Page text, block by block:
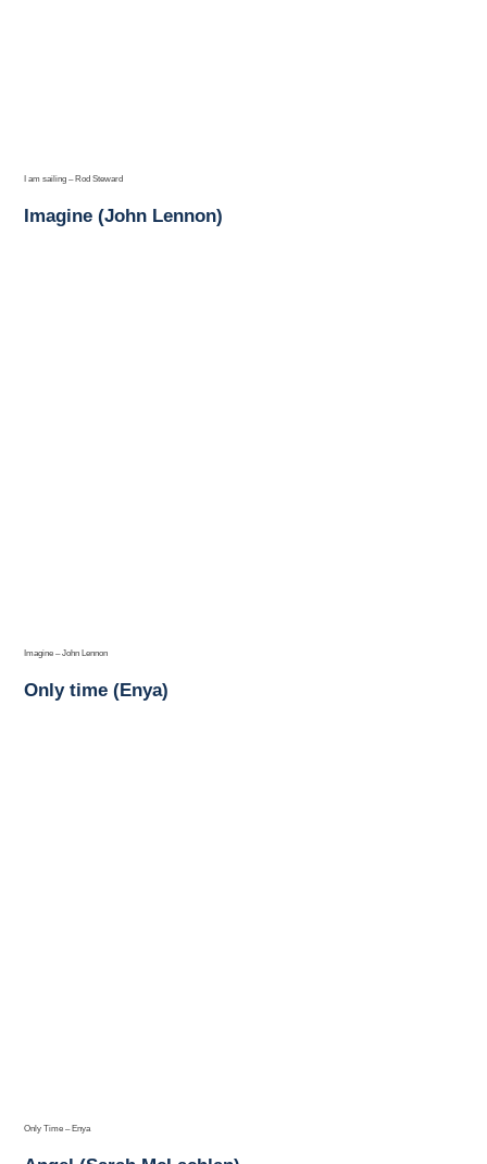
I am sailing – Rod Steward
Imagine (John Lennon)
Imagine – John Lennon
Only time (Enya)
Only Time – Enya